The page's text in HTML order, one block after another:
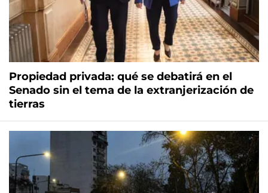
Propiedad privada: qué se debatirá en el
Senado sin el tema de la extranjerización de
tierras